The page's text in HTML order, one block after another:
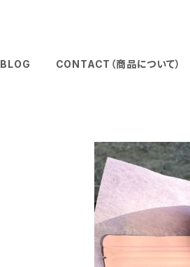
BLOG CONTACT（商品について）